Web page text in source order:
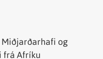
og
frá Afríku